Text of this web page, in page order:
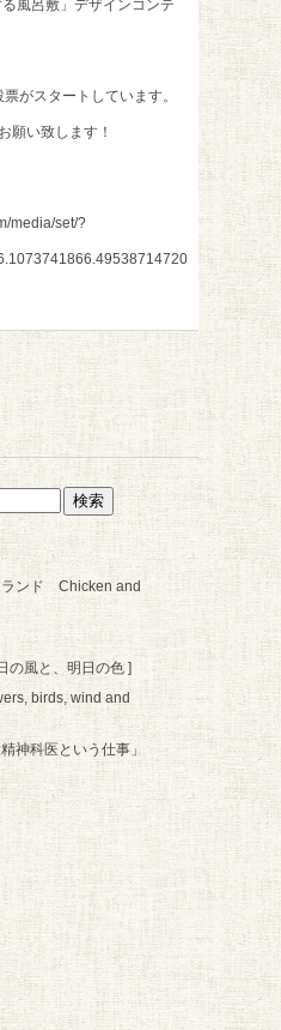
がスタートしています。
願い致します！
media/set/?
ランド Chicken and
の風と、明日の色 ]
birds, wind and
神科医という仕事」